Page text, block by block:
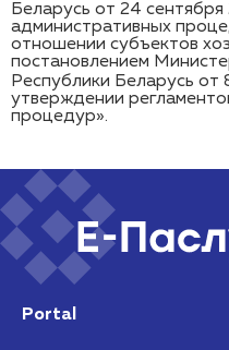
Беларусь от 24
административных
отношении субъектов
постановлением
Республики Беларусь
утверждении
процедур».
Portal